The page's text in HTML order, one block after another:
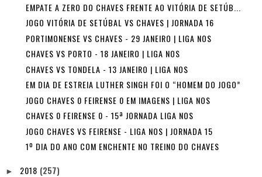
EMPATE A ZERO DO CHAVES FRENTE AO VITÓRIA DE SETÚB...
JOGO VITÓRIA DE SETÚBAL VS CHAVES | JORNADA 16
PORTIMONENSE VS CHAVES - 29 JANEIRO | LIGA NOS
CHAVES VS PORTO - 18 JANEIRO | LIGA NOS
CHAVES VS TONDELA - 13 JANEIRO | LIGA NOS
EM DIA DE ESTREIA LUTHER SINGH FOI O “HOMEM DO JOGO”
JOGO CHAVES 0 FEIRENSE 0 EM IMAGENS | LIGA NOS
CHAVES 0 FEIRENSE 0 - 15ª JORNADA LIGA NOS
JOGO CHAVES VS FEIRENSE - LIGA NOS | JORNADA 15
1º DIA DO ANO COM ENCHENTE NO TREINO DO CHAVES
► 2018 (257)